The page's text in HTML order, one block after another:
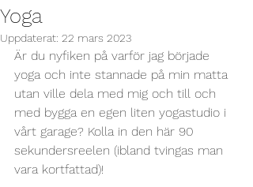
Yoga
Uppdaterat: 22 mars 2023
Är du nyfiken på varför jag började
yoga och inte stannade på min matta
utan ville dela med mig och till och
med bygga en egen liten yogastudio i
vårt garage? Kolla in den här 90
sekundersreelen (ibland tvingas man
vara kortfattad)!